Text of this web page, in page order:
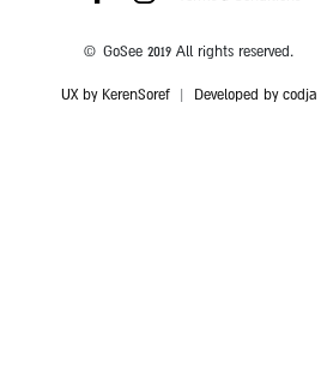
© GoSee 2019 All rights reserved.
UX by KerenSoref| Developed by codja